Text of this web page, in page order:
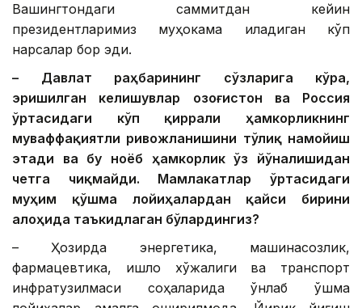
Вашингтондаги саммитдан кейин
президентларимиз муҳокама қиладиган кўп
нарсалар бор эди.
– Давлат раҳбарининг сўзларига кўра,
эришилган келишувлар Қозоғистон ва Россия
ўртасидаги кўп қиррали ҳамкорликнинг
муваффақиятли ривожланишини тўлиқ намойиш
этади ва бу ноёб ҳамкорлик ўз йўналишидан
четга чиқмайди. Мамлакатлар ўртасидаги
муҳим қўшма лойиҳалардан қайси бирини
алоҳида таъкидлаган бўлардингиз?
– Ҳозирда энергетика, машинасозлик,
фармацевтика, қишлоқ хўжалиги ва транспорт
инфратузилмаси соҳаларида ўнлаб қўшма